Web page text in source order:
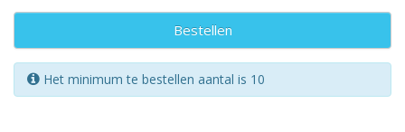
Bestellen
Het minimum te bestellen aantal is 10